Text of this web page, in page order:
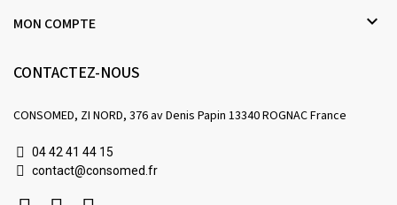
MON COMPTE 
CONTACTEZ-NOUS
CONSOMED, ZI NORD, 376 av Denis Papin 13340 ROGNAC France
04 42 41 44 15
contact@consomed.fr